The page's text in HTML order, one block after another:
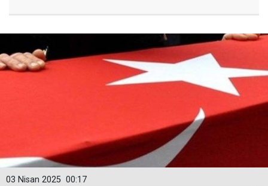
00:17
03 Nisan 2025